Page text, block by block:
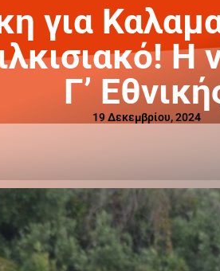
για
Η
Γ’
19 Δεκεμβρίου, 2024